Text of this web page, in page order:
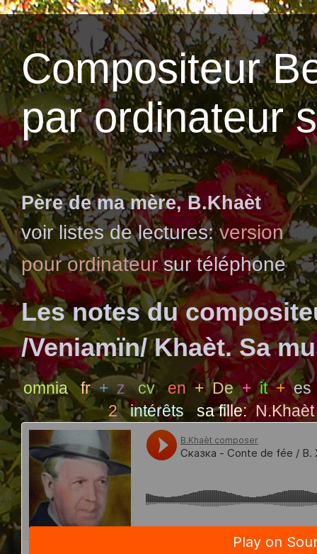
Compositeur
par ordinateur
Père de ma mère, B.Khaèt
voir listes de lectures:version
pour ordinateursur téléphone
Les notes du
/Veniamïn/ Khaèt. Sa
omnia fr + z cv en + De + it + es
2
intérêts sa fille: N.Khaèt